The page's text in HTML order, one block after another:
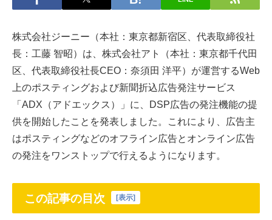
株式会社ジーニー（本社：東京都新宿区、代表取締役社
長：工藤 智昭）は、株式会社アト（本社：東京都千代田
区、代表取締役社長CEO：奈須田 洋平）が運営するWeb
上のポスティングおよび新聞折込広告発注サービス
「ADX（アドエックス）」に、DSP広告の発注機能の提
供を開始したことを発表しました。これにより、広告主
はポスティングなどのオフライン広告とオンライン広告
の発注をワンストップで行えるようになります。
この記事の目次 [表示]